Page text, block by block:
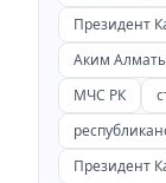
Президент
Аким
МЧС РК
Президент